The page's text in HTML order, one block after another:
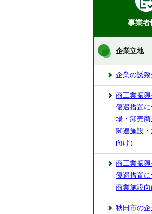
事業者
企業立地
企業の誘致
商工業振興
優遇措置
場・卸売
関連施設
向け）
商工業振興
優遇措置
商業施設向
秋田市の